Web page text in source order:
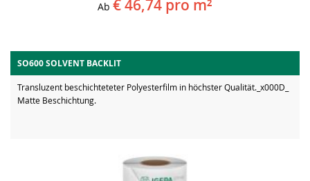
Ab € 46,74 pro m²
SO600 SOLVENT BACKLIT
Transluzent beschichteteter Polyesterfilm in höchster Qualität._x000D_
Matte Beschichtung.